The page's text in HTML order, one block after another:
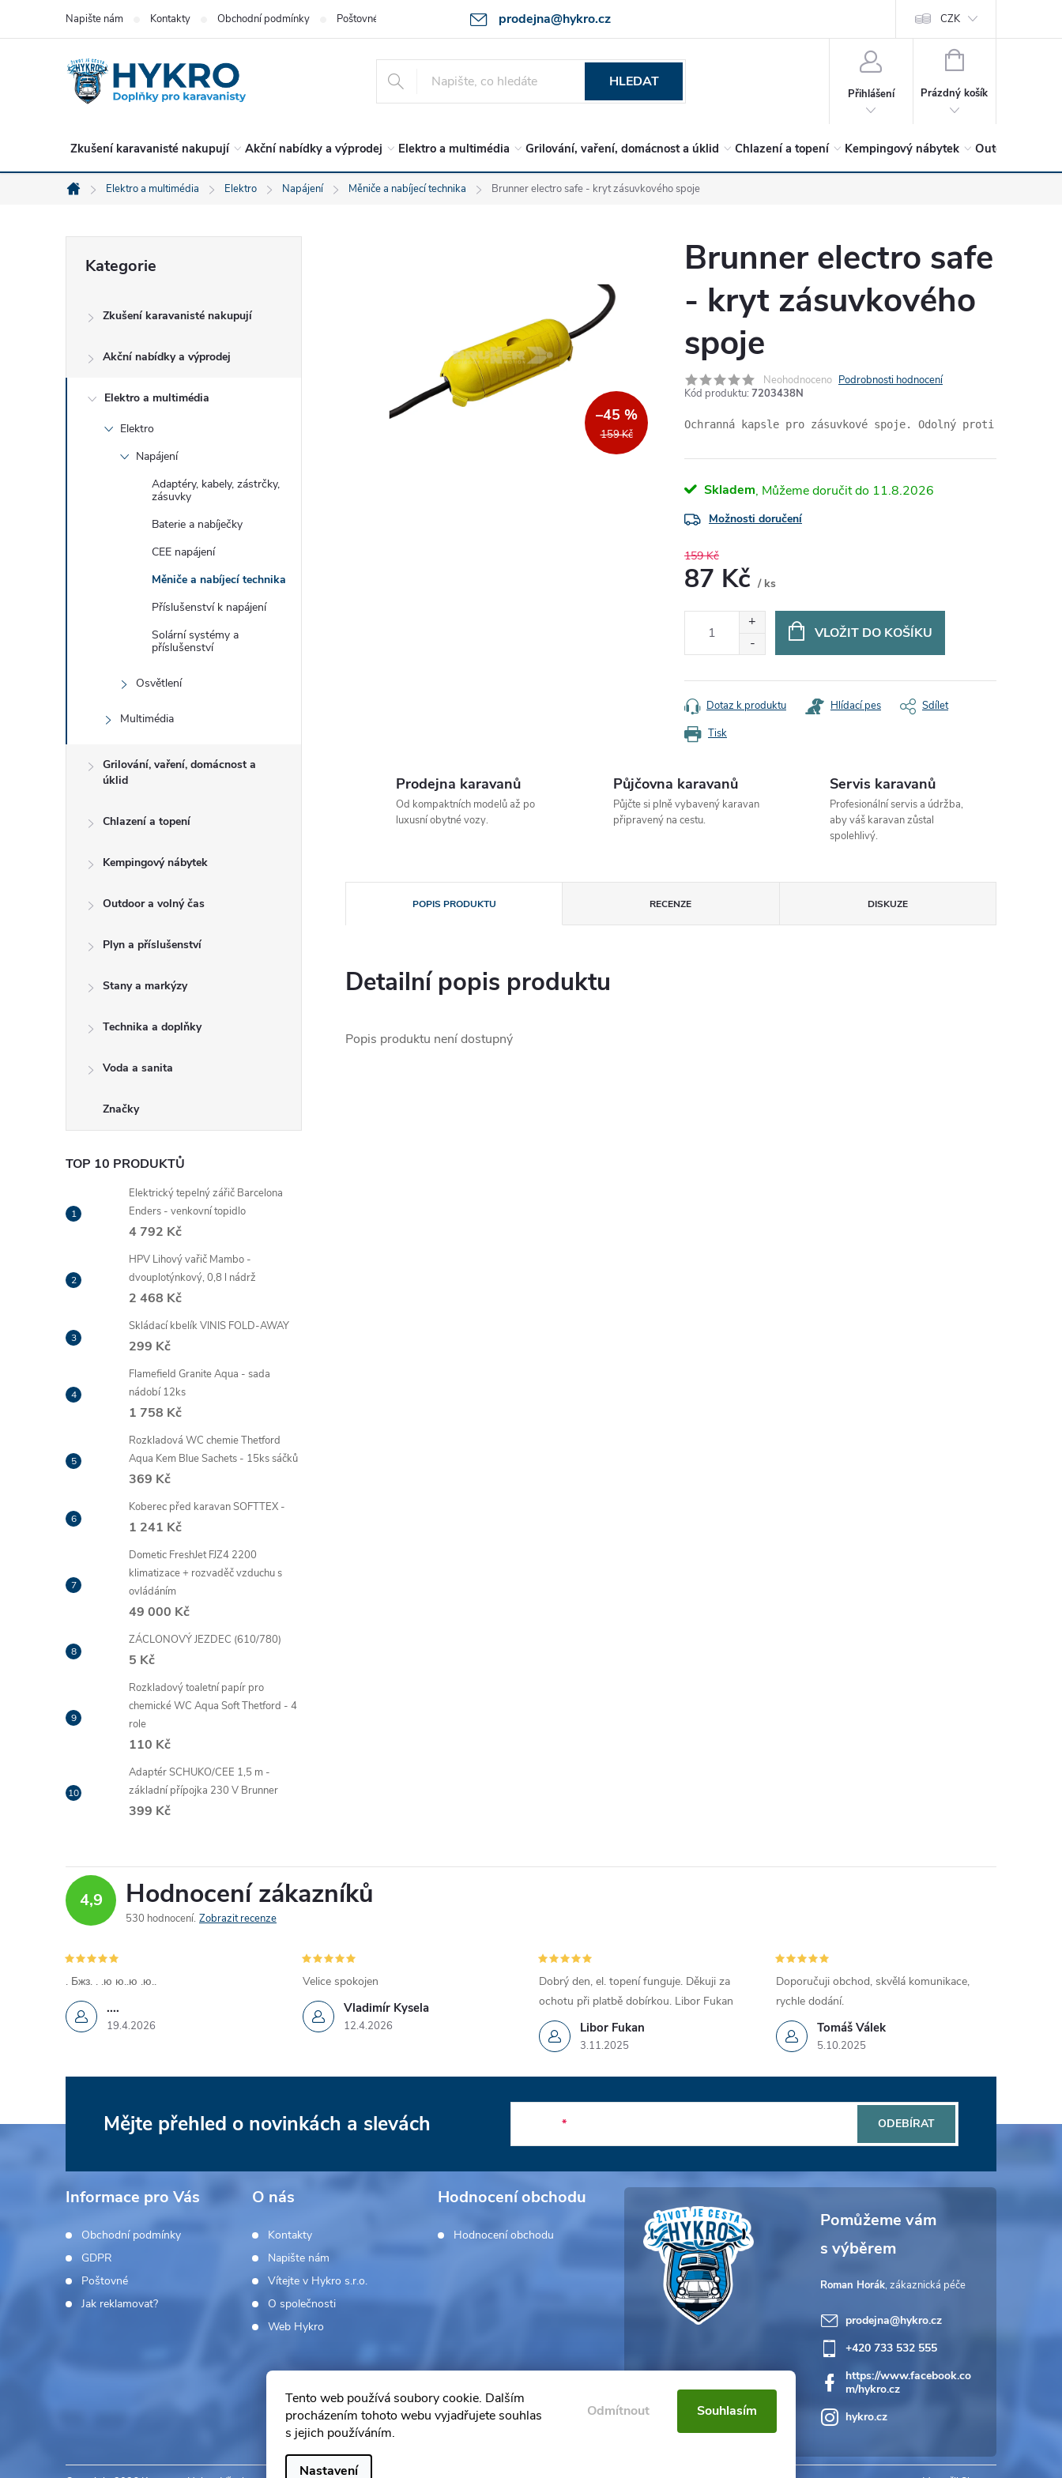
Tento web používá soubory cookie. Dalším
procházením tohoto webu vyjadřujete souhlas
s jejich používáním.
Nastavení
Odmítnout Souhlasím
prodejna@hykro.cz
Napište nám Kontakty Obchodní podmínky Poštovné Ochrana osob. údajů - GDPR Postup při reklamaci -jak zboží vrátit? O společnosti Hodnocení obchodu
CZK
HLEDAT
Přihlášení
NÁKUPNÍ
Prázdný košík
Zkušení karavanisté nakupují Akční nabídky a výprodej Elektro a multimédia Grilování, vaření, domácnost a úklid Chlazení a topení Kempingový nábytek Outdoor a
Domů
Elektro a multimédia Elektro Napájení Měniče a nabíjecí technika Brunner electro safe - kryt zásuvkového spoje
t
kategorie
Kategorie
Zkušení karavanisté nakupují
Akční nabídky a výprodej
Elektro a multimédia
Elektro
Napájení
Adaptéry, kabely, zástrčky,
zásuvky
Baterie a nabíječky
CEE napájení
Měniče a nabíjecí technika
Příslušenství k napájení
Solární systémy a
příslušenství
Osvětlení
Multimédia
Grilování, vaření, domácnost a
úklid
Chlazení a topení
Kempingový nábytek
Outdoor a volný čas
Plyn a příslušenství
Stany a markýzy
Technika a doplňky
Voda a sanita
Značky
TOP 10 PRODUKTŮ
Elektrický tepelný zářič Barcelona
Enders - venkovní topidlo
4 792 Kč
HPV Lihový vařič Mambo -
dvouplotýnkový, 0,8 l nádrž
2 468 Kč
Skládací kbelík VINIS FOLD-AWAY
299 Kč
Flamefield Granite Aqua - sada
nádobí 12ks
1 758 Kč
Rozkladová WC chemie Thetford
Aqua Kem Blue Sachets - 15ks sáčků
369 Kč
Koberec před karavan SOFTTEX -
1 241 Kč
Dometic FreshJet FJZ4 2200
klimatizace + rozvaděč vzduchu s
ovládáním
49 000 Kč
ZÁCLONOVÝ JEZDEC (610/780)
5 Kč
Rozkladový toaletní papír pro
chemické WC Aqua Soft Thetford - 4
role
110 Kč
Adaptér SCHUKO/CEE 1,5 m -
základní přípojka 230 V Brunner
399 Kč
159 Kč
–45 %
Brunner electro safe
- kryt zásuvkového
spoje
Neohodnoceno Podrobnosti hodnocení
Kód produktu: 7203438N
Ochranná kapsle pro zásuvkové spoje. Odolný proti
Skladem 11.8.2026
Možnosti doručení
159 Kč
87 Kč / ks
VLOŽIT DO KOŠÍKU
Tisk
Dotaz k produktu Hlídací pes Sdílet
Prodejna karavanů
Od kompaktních modelů až po
luxusní obytné vozy.
Půjčovna karavanů
Půjčte si plně vybavený karavan
připravený na cestu.
Servis karavanů
Profesionální servis a údržba,
aby váš karavan zůstal
spolehlivý.
POPIS PRODUKTU RECENZE DISKUZE
Detailní popis produktu
Popis produktu není dostupný
4,9 Hodnocení zákazníků
530 hodnocení Zobrazit recenze
....
19.4.2026
. Бжз. . .ю ю..ю .ю..
Vladimír Kysela
12.4.2026
Velice spokojen
Libor Fukan
3.11.2025
Dobrý den, el. topení funguje. Děkuji za
ochotu při platbě dobírkou. Libor Fukan
Tomáš Válek
5.10.2025
Doporučuji obchod, skvělá komunikace,
rychle dodání.
Z
t
Mějte přehled o novinkách a slevách ODEBÍRAT
Informace pro Vás
Obchodní podmínky
GDPR
Poštovné
Jak reklamovat?
O nás
Kontakty
Napište nám
Vítejte v Hykro s.r.o.
O společnosti
Web Hykro
Hodnocení obchodu
Hodnocení obchodu
Roman Horák
prodejna@hykro.cz
+420 733 532 555
https://www.facebook.co
m/hykro.cz
hykro.cz